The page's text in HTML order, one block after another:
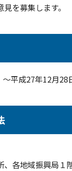
を募集します。
平成27年12月28
地域振興局１